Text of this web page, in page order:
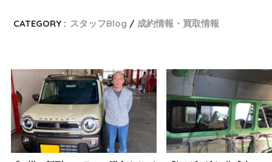
CATEGORY : スタッフBlog 成約情報・買取情報